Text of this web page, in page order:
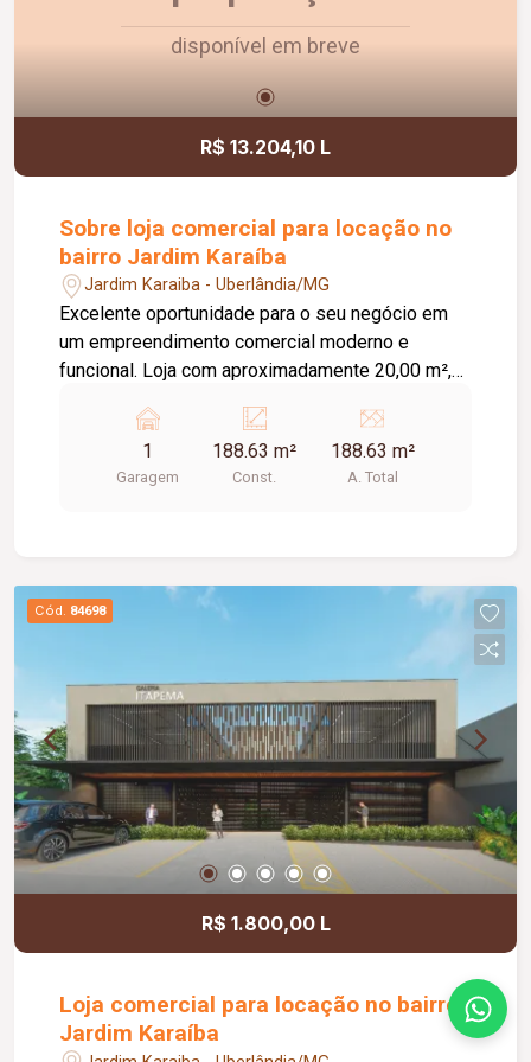
disponível em breve
R$ 13.204,10 L
Sobre loja comercial para locação no
bairro Jardim Karaíba
Jardim Karaiba - Uberlândia/MG
Excelente oportunidade para o seu negócio em
um empreendimento comercial moderno e
funcional. Loja com aproximadamente 20,00 m²,
espaço prático, bem estruturado e pronto para
receber clientes. O empreendimento oferece uma
completa infraestrutura compartilhada, contando
comodidade e autonomia para as operações do
dia a dia. Conta ainda com estacionamento
motocicletas, área ajardinada e uma excelente
vista, criando um ambiente agradável para
clientes e colaboradores. Um espaço estratégico,
confortável e preparado para impulsionar o
crescimento do seu negócio.
1
Garagem
188.63 m²
Const.
188.63 m²
A. Total
Cód. 84698
R$ 1.800,00 L
Loja comercial para locação no bairro
Jardim Karaíba